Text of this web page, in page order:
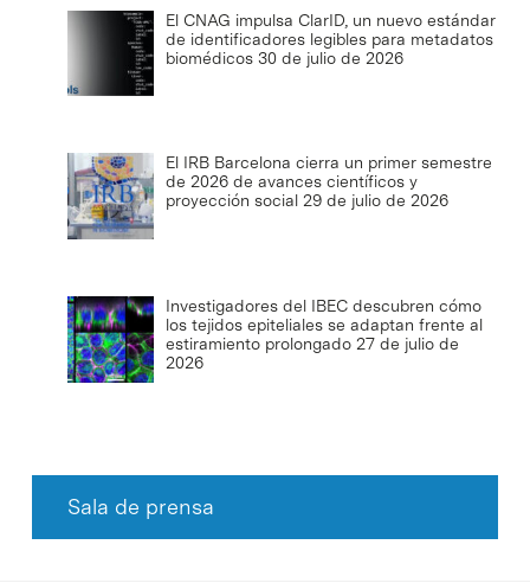
El CNAG impulsa ClarID, un nuevo estándar
de identificadores legibles para metadatos
biomédicos 30 de julio de 2026
El IRB Barcelona cierra un primer semestre
de 2026 de avances científicos y
proyección social 29 de julio de 2026
Investigadores del IBEC descubren cómo
los tejidos epiteliales se adaptan frente al
estiramiento prolongado 27 de julio de
2026
Sala de prensa